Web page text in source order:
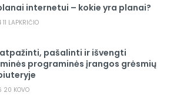
internetui – kokie yra planai?
LAPKRIČIO
pašalinti ir išvengti
programinės įrangos grėsmių
20 KOVO